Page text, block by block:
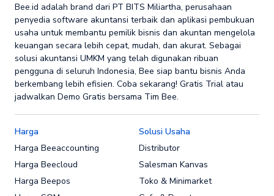
Bee.id adalah brand dari PT BITS Miliartha, perusahaan
penyedia software akuntansi terbaik dan aplikasi pembukuan
usaha untuk membantu pemilik bisnis dan akuntan mengelola
keuangan secara lebih cepat, mudah, dan akurat. Sebagai
solusi akuntansi UMKM yang telah digunakan ribuan
pengguna di seluruh Indonesia, Bee siap bantu bisnis Anda
berkembang lebih efisien. Coba sekarang! Gratis Trial atau
jadwalkan Demo Gratis bersama Tim Bee.
Harga
Harga Beeaccounting
Harga Beecloud
Harga Beepos
Solusi Usaha
Distributor
Salesman Kanvas
Toko & Minimarket